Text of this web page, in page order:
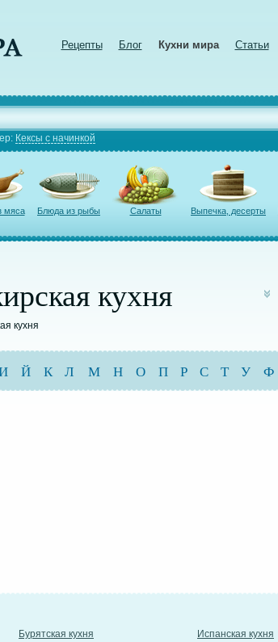
Рецепты Блог Кухни мира Статьи
Кексы с начинкой
мяса Блюда из рыбы Салаты Выпечка, десерты
кухня
кухня
Й К Л М Н О П Р С Т У Ф
Бурятская кухня
Испанская кухня